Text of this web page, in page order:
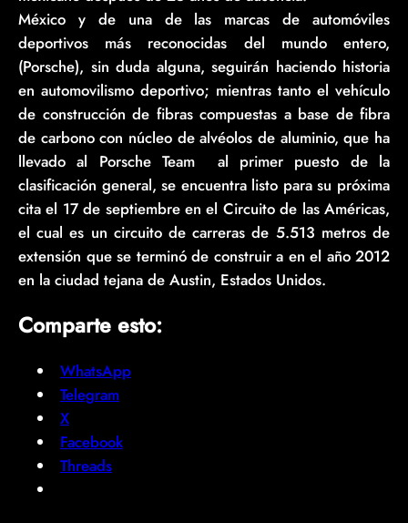
México y de una de las marcas de automóviles
deportivos más reconocidas del mundo entero,
(Porsche), sin duda alguna, seguirán haciendo historia
en automovilismo deportivo; mientras tanto el vehículo
de construcción de fibras compuestas a base de fibra
de carbono con núcleo de alvéolos de aluminio, que ha
llevado al Porsche Team al primer puesto de la
clasificación general, se encuentra listo para su próxima
cita el 17 de septiembre en el Circuito de las Américas,
el cual es un circuito de carreras de 5.513 metros de
extensión que se terminó de construir a en el año 2012
en la ciudad tejana de Austin, Estados Unidos.
Comparte esto:
WhatsApp
Telegram
X
Facebook
Threads